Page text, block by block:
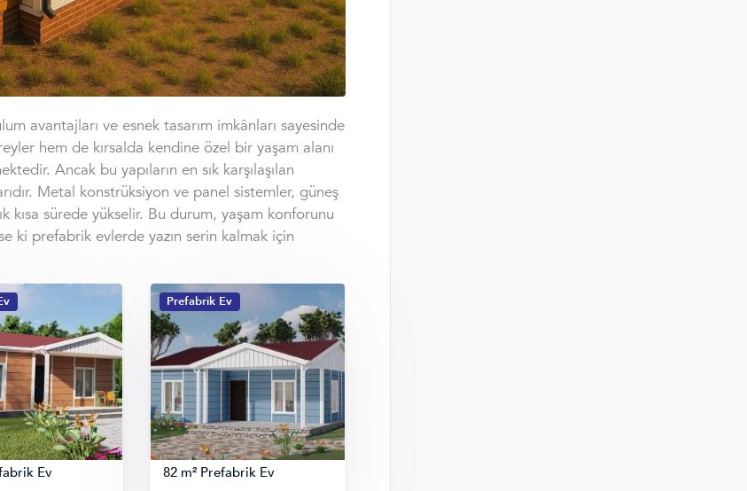
avantajları ve esnek tasarım imkânları sayesinde
hem de kırsalda kendine özel bir yaşam alanı
Ancak bu yapıların en sık karşılaşılan
Metal konstrüksiyon ve panel sistemler, güneş
kısa sürede yükselir. Bu durum, yaşam konforunu
ki prefabrik evlerde yazın serin kalmak için
Ev
Prefabrik Ev
82 m² Prefabrik Ev